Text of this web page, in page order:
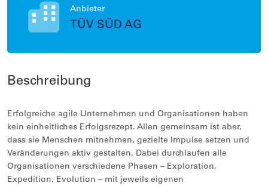
Anbieter
TÜV SÜD AG
Beschreibung
Erfolgreiche agile Unternehmen und Organisationen haben
kein einheitliches Erfolgsrezept. Allen gemeinsam ist aber,
dass sie Menschen mitnehmen, gezielte Impulse setzen und
Veränderungen aktiv gestalten. Dabei durchlaufen alle
Organisationen verschiedene Phasen – Exploration,
Expedition, Evolution – mit jeweils eigenen